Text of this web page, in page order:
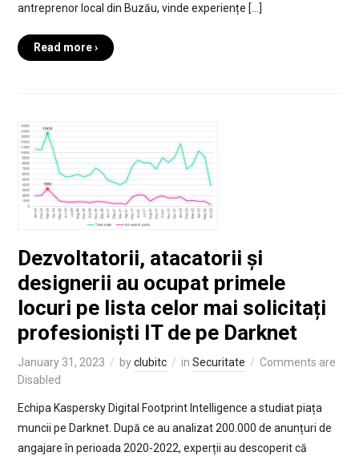
antreprenor local din Buzău, vinde experiențe […]
Read more ›
Dezvoltatorii, atacatorii și
designerii au ocupat primele
locuri pe lista celor mai solicitați
profesioniști IT de pe Darknet
January 31, 2023 byclubitc in Securitate
Comments are
Disabled
Echipa Kaspersky Digital Footprint Intelligence a studiat piața
muncii pe Darknet. După ce au analizat 200.000 de anunțuri de
angajare în perioada 2020-2022, experții au descoperit că